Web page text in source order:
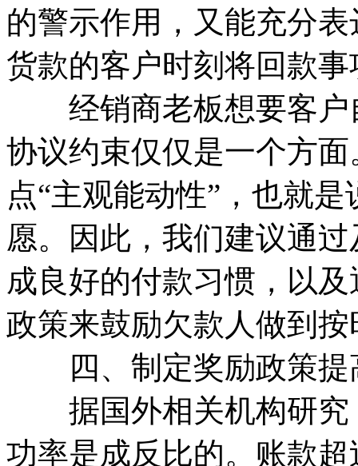
的警示作用，又能充分
货款的客户时刻将回款
经销商老板想要客户
协议约束仅仅是一个方
点“主观能动性”，也就
愿。因此，我们建议通
成良好的付款习惯，以
政策来鼓励欠款人做到
四、制定奖励政策提
据国外相关机构研究
功率是成反比的。账款